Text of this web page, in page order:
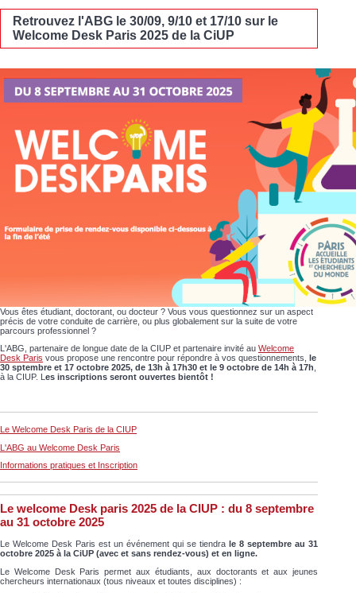
Retrouvez l'ABG le 30/09, 9/10 et 17/10 sur le
Welcome Desk Paris 2025 de la CiUP
Vous êtes étudiant, doctorant, ou docteur ? Vous vous questionnez sur un aspect
précis de votre conduite de carrière, ou plus globalement sur la suite de votre
parcours professionnel ?
L'ABG, partenaire de longue date de la CIUP et partenaire invité au Welcome
Desk Paris vous propose une rencontre pour répondre à vos questionnements,
le
30 sptembre et 17 octobre 2025, de 13h à 17h30 et le 9 octobre de 14h à 17h
à la CIUP. L es inscriptions seront ouvertes bientôt !
Le Welcome Desk Paris de la CIUP
L'ABG au Welcome Desk Paris
Informations pratiques et Inscription
Le welcome Desk paris 2025 de la CIUP : du 8 septembre
au 31 octobre 2025
Le Welcome Desk Paris est un événement qui se tiendra le 8 septembre au 31
octobre 2025 à la CiUP (avec et sans rendez-vous) et en ligne.
Le Welcome Desk Paris permet aux étudiants, aux doctorants et aux jeunes
chercheurs internationaux (tous niveaux et toutes disciplines) :